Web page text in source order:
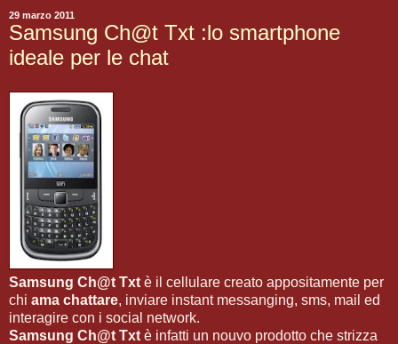
29 marzo 2011
Samsung Ch@t Txt :lo smartphone
ideale per le chat
Samsung Ch@t Txt è il cellulare creato appositamente per
chi ama chattare, inviare instant messanging, sms, mail ed
interagire con i social network.
Samsung Ch@t Txt è infatti un nouvo prodotto che strizza